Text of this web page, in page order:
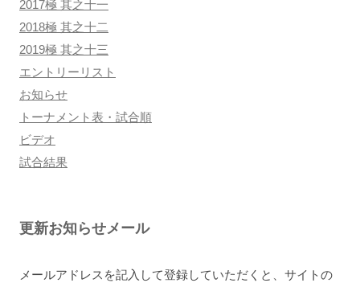
2017極 其之十一
2018極 其之十二
2019極 其之十三
エントリーリスト
お知らせ
トーナメント表・試合順
ビデオ
試合結果
更新お知らせメール
メールアドレスを記入して登録していただくと、サイトの